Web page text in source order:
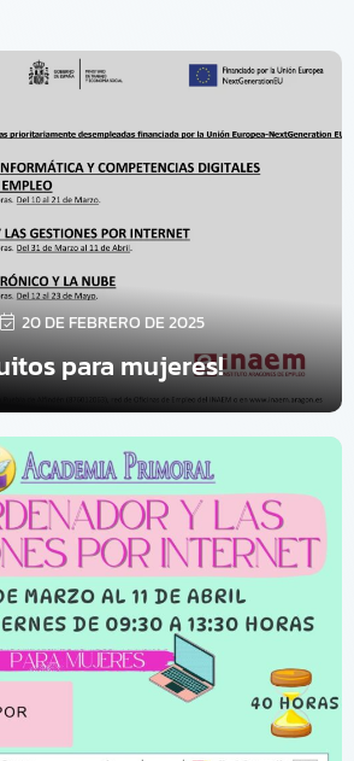
20 DE FEBRERO DE 2025
para mujeres!